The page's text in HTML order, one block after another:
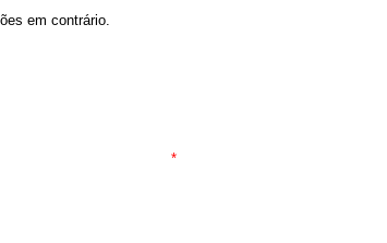
em contrário.
*